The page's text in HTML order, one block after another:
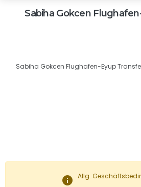
Sabiha Gokcen
Sabiha Gokcen Flughafen-Eyup
info Allg.